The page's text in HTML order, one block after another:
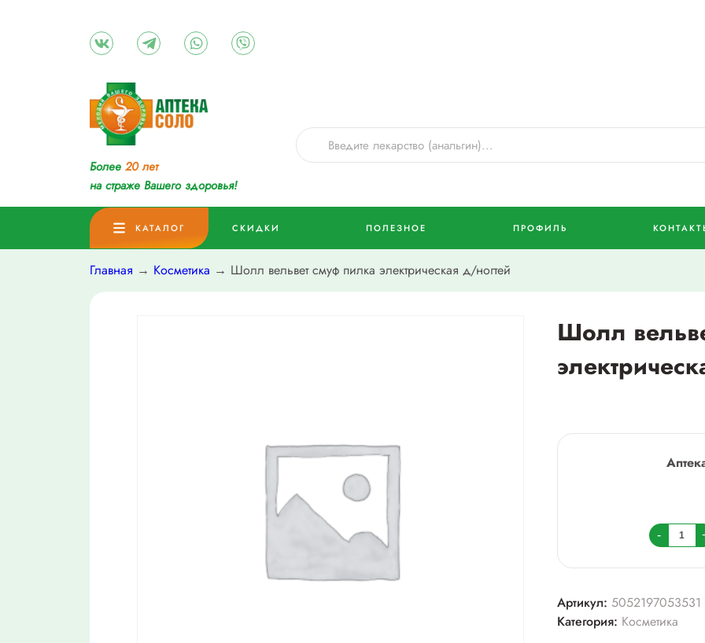
Более 20 лет
на страже Вашего здоровья!
КАТАЛОГ СКИДКИ ПОЛЕЗНОЕ ПРОФИЛЬ
Главная → Косметика → Шолл вельвет смуф пилка электрическая д/ногтей
Шолл
-
товара
Шолл
смуф
пилка
Артикул: 5052197053531
Категория: Косметика